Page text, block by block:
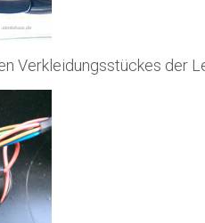
Verkleidungsstückes der